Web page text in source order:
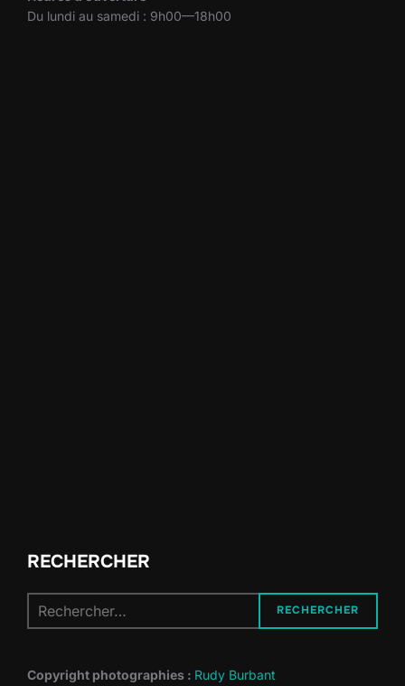
Du lundi au samedi : 9h00—18h00
RECHERCHER
pour :
RECHERCHER
Copyright photographies : Rudy Burbant